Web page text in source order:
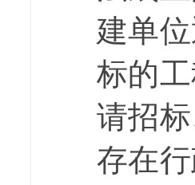
建单
标的
请招
存在